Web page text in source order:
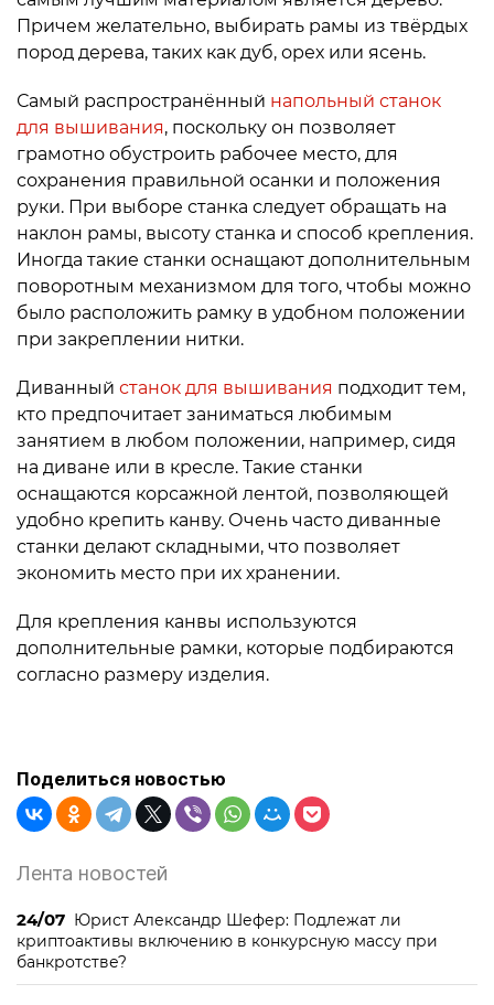
Причем желательно, выбирать рамы из твёрдых
пород дерева, таких как дуб, орех или ясень.
Самый распространённый напольный станок
для вышивания, поскольку он позволяет
грамотно обустроить рабочее место, для
сохранения правильной осанки и положения
руки. При выборе станка следует обращать на
наклон рамы, высоту станка и способ крепления.
Иногда такие станки оснащают дополнительным
поворотным механизмом для того, чтобы можно
было расположить рамку в удобном положении
при закреплении нитки.
Диванный станок для вышивания подходит тем,
кто предпочитает заниматься любимым
занятием в любом положении, например, сидя
на диване или в кресле. Такие станки
оснащаются корсажной лентой, позволяющей
удобно крепить канву. Очень часто диванные
станки делают складными, что позволяет
экономить место при их хранении.
Для крепления канвы используются
дополнительные рамки, которые подбираются
согласно размеру изделия.
Поделиться новостью
Лента новостей
24/07 Юрист Александр Шефер: Подлежат ли
криптоактивы включению в конкурсную массу при
банкротстве?